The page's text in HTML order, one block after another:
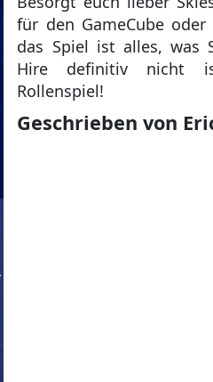
für den GameCube oder
das Spiel ist alles, was
Hire definitiv nicht
Rollenspiel!
Geschrieben von